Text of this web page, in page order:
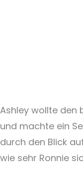
Ashley wollte den
und machte ein
durch den Blick
wie sehr Ronnie